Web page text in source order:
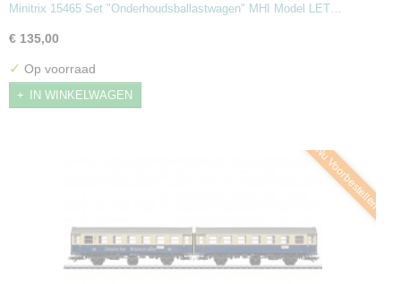
Minitrix 15465 Set "Onderhoudsballastwagen" MHI Model LET…
€ 135,00
✓ Op voorraad
IN WINKELWAGEN
Nu Voorbestellen